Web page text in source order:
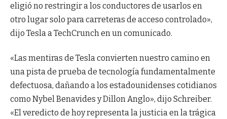
eligió no restringir a los conductores de usarlos en
otro lugar solo para carreteras de acceso controlado»,
dijo Tesla a TechCrunch en un comunicado.
«Las mentiras de Tesla convierten nuestro camino en
una pista de prueba de tecnología fundamentalmente
defectuosa, dañando a los estadounidenses cotidianos
como Nybel Benavides y Dillon Anglo», dijo Schreiber.
«El veredicto de hoy representa la justicia en la trágica